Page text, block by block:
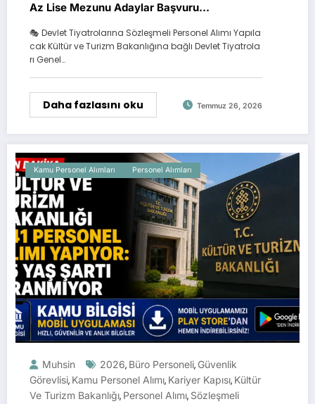
Az Lise Mezunu Adaylar Başvuru
🎭 Devlet Tiyatrolarına Sözleşmeli Personel Alımı Yapıla
cak Kültür ve Turizm Bakanlığına bağlı Devlet Tiyatrola
rı Genel…
Daha fazlasını oku Temmuz 26, 2026
Kamu Personel Alımları Personel Alımları
Muhsin 2026, Büro Personeli, Güvenlik
Görevlisi, Kamu Personel Alımı, Kariyer Kapısı, Kültür
Ve Turizm Bakanlığı, Personel Alımı, Sözleşmeli